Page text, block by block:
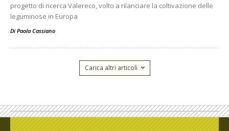
progetto di ricerca Valereco, volto a rilanciare la coltivazione delle
leguminose in Europa
Di Paola Cassiano
Carica altri articoli